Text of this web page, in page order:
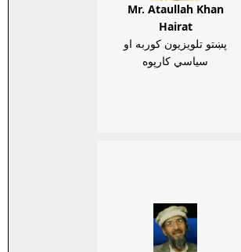
Mr. Ataullah Khan
Hairat
پښتو تلويزيون کوربه او
سياسي کارپوه